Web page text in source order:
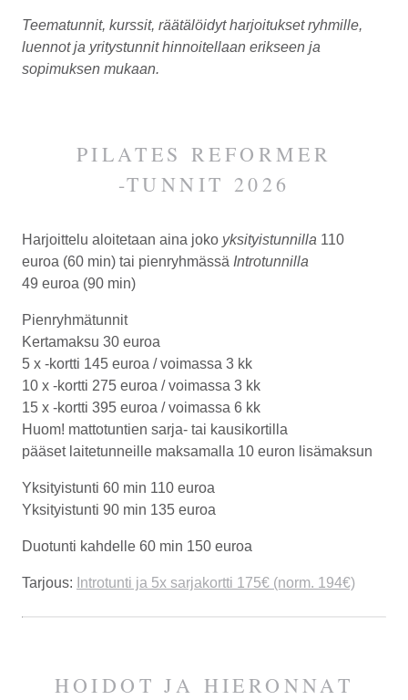
Teematunnit, kurssit, räätälöidyt harjoitukset ryhmille,
luennot ja yritystunnit hinnoitellaan erikseen ja
sopimuksen mukaan.
PILATES REFORMER
-TUNNIT 2026
Harjoittelu aloitetaan aina joko yksityistunnilla 110
euroa (60 min) tai pienryhmässä Introtunnilla
49 euroa (90 min)
Pienryhmätunnit
Kertamaksu 30 euroa
5 x -kortti 145 euroa /voimassa 3 kk
10 x -kortti 275 euroa /voimassa 3 kk
15 x -kortti 395 euroa /voimassa 6 kk
Huom! mattotuntien sarja- tai kausikortilla
pääset laitetunneille maksamalla 10 euron lisämaksun
Yksityistunti 60 min 110 euroa
Yksityistunti 90 min 135 euroa
Duotunti kahdelle 60 min 150 euroa
Tarjous: Introtunti ja 5x sarjakortti 175€ (norm. 194€)
HOIDOT JA HIERONNAT